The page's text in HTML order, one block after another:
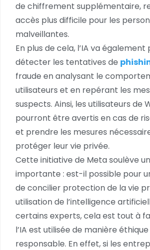
de chiffrement supplémentaire,
accès plus difficile pour les
malveillantes.
En plus de cela, l’IA va
détecter les tentatives de
fraude en analysant le
utilisateurs et en repérant les
suspects. Ainsi, les utilisateurs de
pourront être avertis en cas de
et prendre les mesures
protéger leur vie privée.
Cette initiative de Meta soulève
importante : est-il possible pour
de concilier protection de la vie
utilisation de l’intelligence
certains experts, cela est tout à
l’IA est utilisée de manière
responsable. En effet, si les